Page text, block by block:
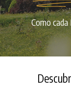
Comocada